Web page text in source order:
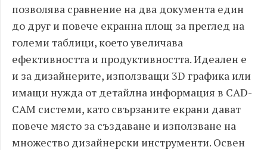
позволява сравнение на два документа един
до друг и повече екранна площ за преглед на
големи таблици, което увеличава
ефективността и продуктивността. Идеален е
и за дизайнерите, използващи 3D графика или
имащи нужда от детайлна информация в CAD-
CAM системи, като свързаните екрани дават
повече място за създаване и използване на
множество дизайнерски инструменти. Освен